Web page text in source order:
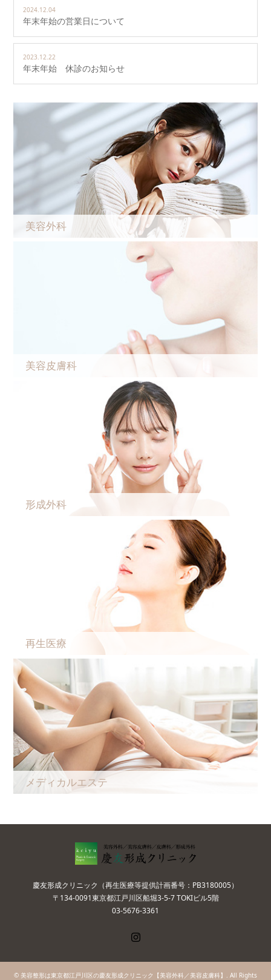
2024.12.04
年末年始の営業日について
2023.12.22
年末年始 休診のお知らせ
美容外科
美容皮膚科
形成外科
再生医療
メディカルエステ
慶友形成クリニック（再生医療等提供計画番号：PB3180005）
〒134-0091東京都江戸川区船堀3-5-7 TOKIビル5階
03-5676-3361
© 美容整形は東京都江戸川区の慶友形成クリニック【美容外科／美容皮膚科】
. All Rights